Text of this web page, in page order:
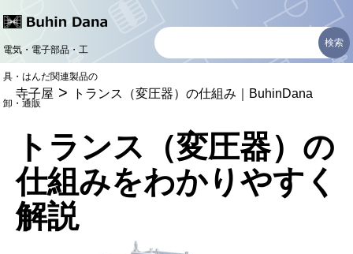
コ
テ
電気・電子部品・工
具・はんだ関連製品の
卸・通販
寺子屋 > トランス（変圧器）の仕組み｜BuhinDana
トランス（変圧器）の
仕組みをわかりやすく
解説